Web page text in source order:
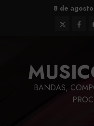
8 de
Twitter
BANDAS,